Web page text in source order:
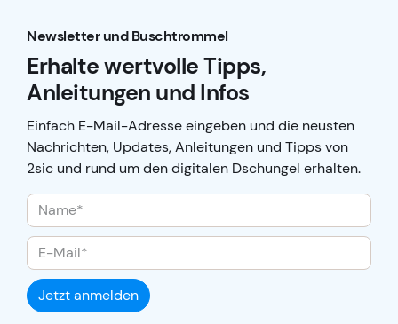
Newsletter und Buschtrommel
Erhalte wertvolle Tipps,
Anleitungen und Infos
Einfach E-Mail-Adresse eingeben und die neusten
Nachrichten, Updates, Anleitungen und Tipps von
2sic und rund um den digitalen Dschungel erhalten.
Jetzt anmelden